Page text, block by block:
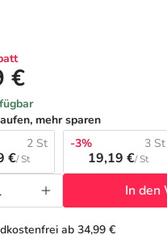
€
mehr sparen
2 St
€/ St
-3% 3 St
19,19 €/ St
In den
ab 34,99 €